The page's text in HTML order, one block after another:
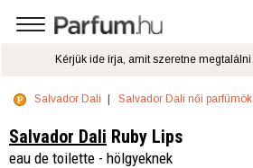
Salvador Dali Salvador Dali női parfümök
Salvador Dali Ruby Lips
eau de toilette - hölgyeknek